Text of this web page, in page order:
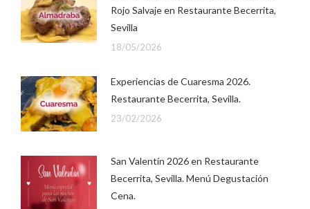
Rojo Salvaje en Restaurante Becerrita,
Sevilla
18/05/2026
Experiencias de Cuaresma 2026.
Restaurante Becerrita, Sevilla.
23/02/2026
San Valentín 2026 en Restaurante
Becerrita, Sevilla. Menú Degustación
Cena.